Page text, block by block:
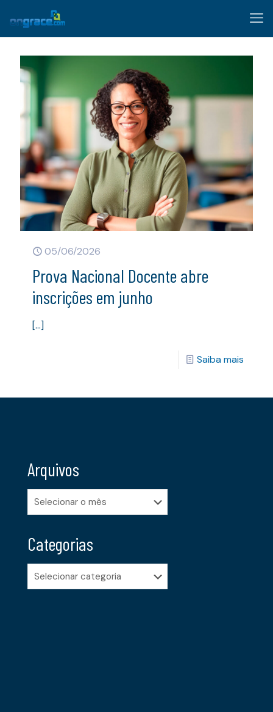
05/06/2026
Prova Nacional Docente abre
inscrições em junho
[…]
Saiba mais
Arquivos
Arquivos
Categorias
Categorias